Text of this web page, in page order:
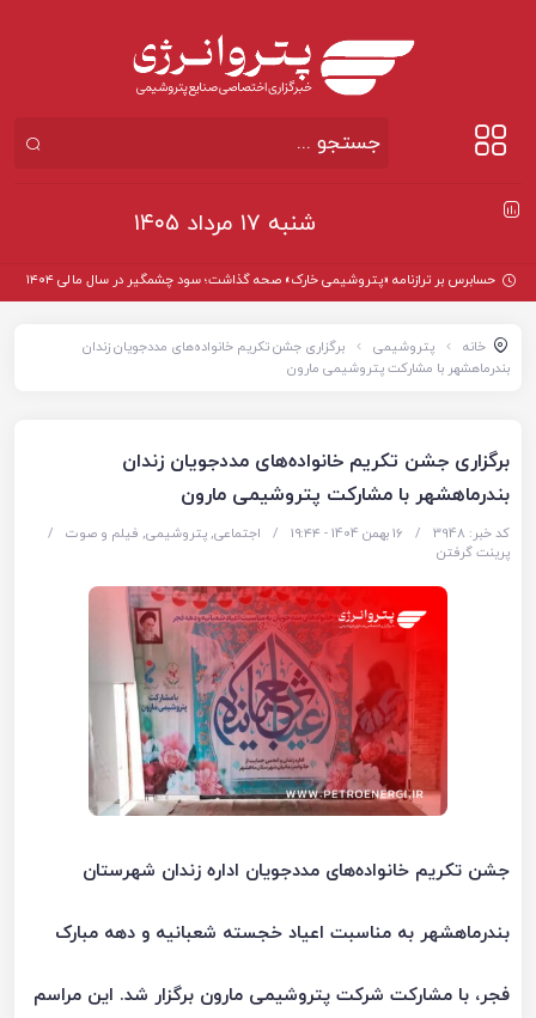
شنبه ۱۷ مرداد ۱۴۰۵
حسابرس بر ترازنامه «پتروشیمی خارک» صحه گذاشت؛ سود چشمگیر در سال مالی ۱۴۰۴
خانه پتروشیمی
برگزاری جشن تکریم خانواده‌های مددجویان زندان
بندرماهشهر با مشارکت پتروشیمی مارون
برگزاری جشن تکریم خانواده‌های مددجویان زندان
بندرماهشهر با مشارکت پتروشیمی مارون
کد خبر: 3948 / 16 بهمن 1404 - ۱۹:۴۴ / اجتماعی, پتروشیمی, فیلم و صوت
/
پرینت گرفتن
جشن تکریم خانواده‌های مددجویان اداره زندان شهرستان
بندرماهشهر به مناسبت اعیاد خجسته شعبانیه و دهه مبارک
فجر، با مشارکت شرکت پتروشیمی مارون برگزار شد. این مراسم